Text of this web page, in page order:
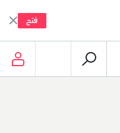
فتح